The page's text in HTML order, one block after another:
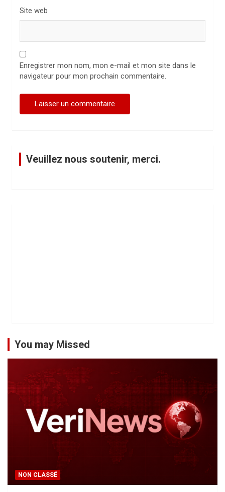
Site web
Enregistrer mon nom, mon e-mail et mon site dans le
navigateur pour mon prochain commentaire.
Veuillez nous soutenir, merci.
You may Missed
NON CLASSÉ